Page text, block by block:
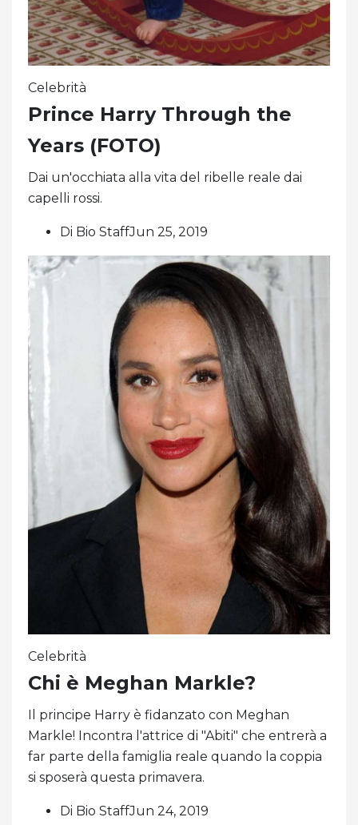
Celebrità
Prince Harry Through the
Years (FOTO)
Dai un'occhiata alla vita del ribelle reale dai
capelli rossi.
Di Bio StaffJun 25, 2019
Celebrità
Chi è Meghan Markle?
Il principe Harry è fidanzato con Meghan
Markle! Incontra l'attrice di "Abiti" che entrerà a
far parte della famiglia reale quando la coppia
si sposerà questa primavera.
Di Bio StaffJun 24, 2019